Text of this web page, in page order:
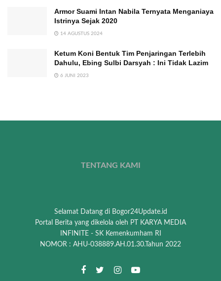
Armor Suami Intan Nabila Ternyata Menganiaya
Istrinya Sejak 2020
14 AGUSTUS 2024
Ketum Koni Bentuk Tim Penjaringan Terlebih
Dahulu, Ebing Sulbi Darsyah : Ini Tidak Lazim
6 JUNI 2023
TENTANG KAMI
Selamat Datang di Bogor24Update.id
Portal Berita yang dikelola oleh PT KARYA MEDIA
INFINITE - SK Kemenkumham RI
NOMOR : AHU-038889.AH.01.30.Tahun 2022